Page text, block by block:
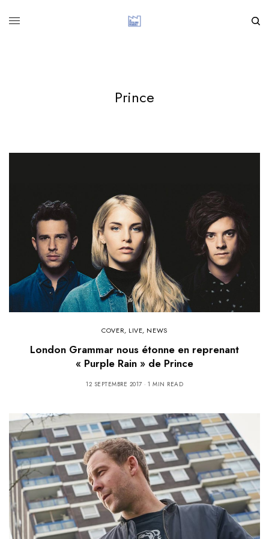
Prince
COVER, LIVE, NEWS
London Grammar nous étonne en reprenant
« Purple Rain » de Prince
12 SEPTEMBRE 2017 1 MIN READ